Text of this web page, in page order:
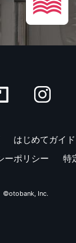
はじめてガイド
ーポリシー 特
©otobank, Inc.